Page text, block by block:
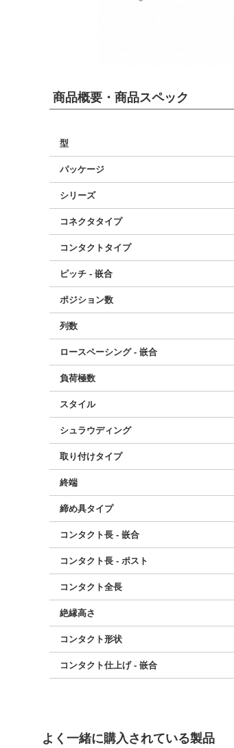
商品概要・商品スペック
型
パッケージ
シリーズ
コネクタタイプ
コンタクトタイプ
ピッチ - 嵌合
ポジション数
列数
ロースペーシング - 嵌合
負荷極数
スタイル
シュラウディング
取り付けタイプ
終端
締め具タイプ
コンタクト長 - 嵌合
コンタクト長 - ポスト
コンタクト全長
絶縁高さ
コンタクト形状
コンタクト仕上げ - 嵌合
よく一緒に購入されている製品